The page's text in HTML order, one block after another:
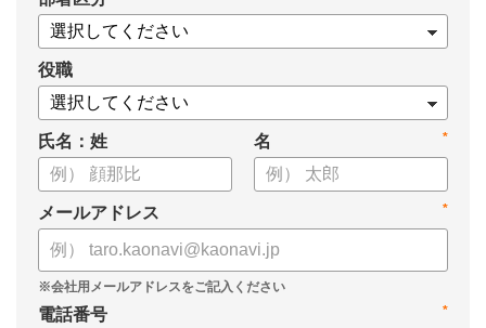
役職
氏名：姓 *
名
*
メールアドレス
*
電話番号